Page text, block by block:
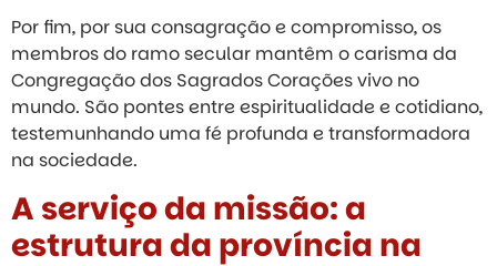
Por fim, por sua consagração e compromisso, os
membros do ramo secular mantêm o carisma da
Congregação dos Sagrados Corações vivo no
mundo. São pontes entre espiritualidade e cotidiano,
testemunhando uma fé profunda e transformadora
na sociedade.
A serviço da missão: a
estrutura da província na